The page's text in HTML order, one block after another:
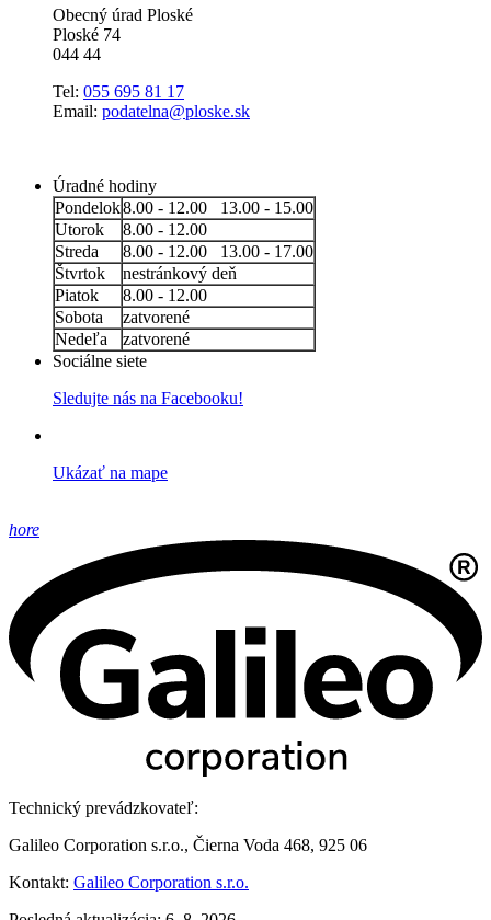
Obecný úrad Ploské
Ploské 74
044 44
Tel: 055 695 81 17
Email: podatelna@ploske.sk
Úradné hodiny
Pondelok8.00 - 12.00 13.00 - 15.00
Utorok
8.00 - 12.00
Streda
8.00 - 12.00 13.00 - 17.00
Štvrtok
nestránkový deň
Piatok
8.00 - 12.00
Sobota
zatvorené
Nedeľa
zatvorené
Sociálne siete
Sledujte nás na Facebooku!
Ukázať na mape
hore
Technický prevádzkovateľ:
Galileo Corporation s.r.o., Čierna Voda 468, 925 06
Kontakt: Galileo Corporation s.r.o.